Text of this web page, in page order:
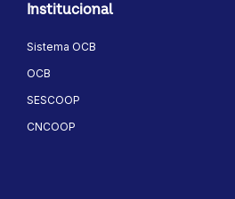
Institucional
Sistema OCB
OCB
SESCOOP
CNCOOP